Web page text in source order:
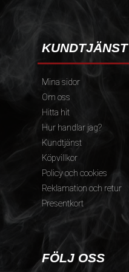
KUNDTJÄNST
Mina sidor
Om oss
Hitta hit
Hur handlar jag?
Kundtjänst
Köpvillkor
Policy och cookies
Reklamation och retur
Presentkort
FÖLJ OSS